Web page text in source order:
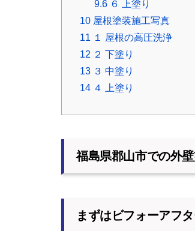
9.6 ６ 上塗り
10 屋根塗装施工写真
11 １ 屋根の高圧洗浄
12 ２ 下塗り
13 ３ 中塗り
14 ４ 上塗り
福島県郡山市での外
まずはビフォーアフ